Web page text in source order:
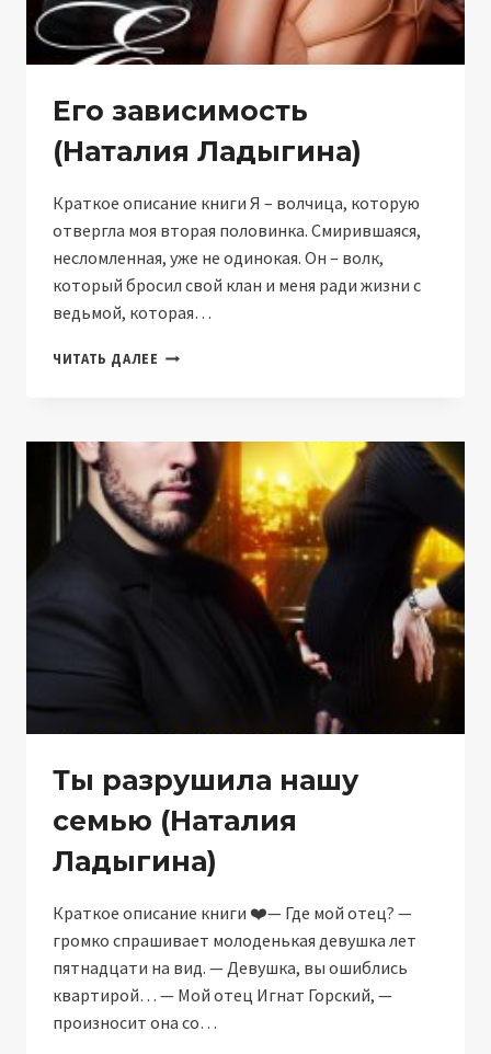
Его зависимость
(Наталия Ладыгина)
Краткое описание книги Я – волчица, которую
отвергла моя вторая половинка. Смирившаяся,
несломленная, уже не одинокая. Он – волк,
который бросил свой клан и меня ради жизни с
ведьмой, которая…
ЧИТАТЬ ДАЛЕЕ ЕГО
Ты разрушила нашу
семью (Наталия
Ладыгина)
Краткое описание книги ‍❤️‍— Где мой отец? —
громко спрашивает молоденькая девушка лет
пятнадцати на вид. — Девушка, вы ошиблись
квартирой… — Мой отец Игнат Горский, —
произносит она со…